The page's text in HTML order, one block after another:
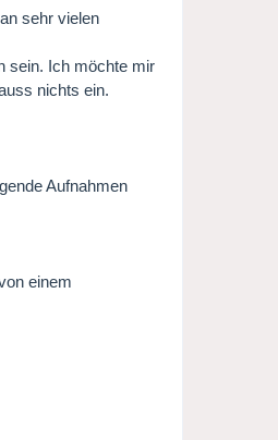
sehr vielen
sein. Ich möchte mir
nichts ein.
Aufnahmen
einem